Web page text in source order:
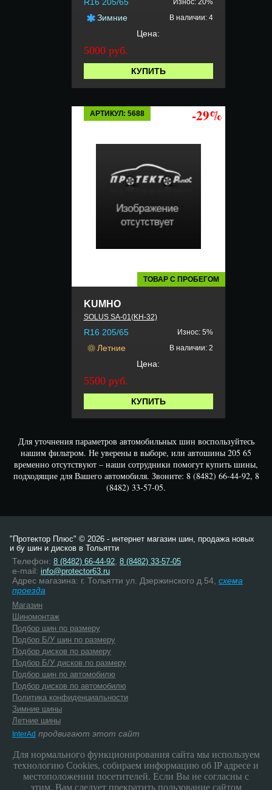
Зимние В наличии: 4
Цена:
5000 руб.
КУПИТЬ
АРТИКУЛ: 5688 -29%
ТОВАР С ПРОБЕГОМ
KUMHO
SOLUS SA-01(KH-32)
R16 205/65 Износ: 5%
Летние В наличии: 2
Цена:
5500 руб.
КУПИТЬ
Для уточнения параметров автомобильных шин воспользуйтесь
нашим фильтром. Не уверены в выборе, или автошины 205 65
временно отсутствуют – наши сотрудники помогут купить шины,
подходящие для Вашего автомобиля. Звоните: 8 (8482) 66-44-92, 8
(8482) 33-57-05.
"Протектор Плюс" © 2026 - интернет магазин шин, продажа новых
и бу шин и дисков в Тольятти
Телефон: 8 (8482) 66-44-92 8 (8482) 33-57-05
e-mail: info@protector63.ru
Адрес магазина: г. Тольятти ул. Дзержинского д.54, схема
проезда
Магазин
Шиномонтаж
Подбор шин по размеру
Подбор Б/У шин по размеру
Подбор дисков по размеру
Подбор Б/У дисков по размеру
Подбор шин по автомобилю
Подбор дисков по автомобилю
Политика конфиденциальности
Зимние шины
Летние шины
InterAd продвигают этот сайт
Для нормального функционирования сайта мы используем
технологию Cookies, собираем информацию об IP адресе и
местоположении посетителей. Если Вы не согласны с
этим, Вам следует прекратить пользование сайтом